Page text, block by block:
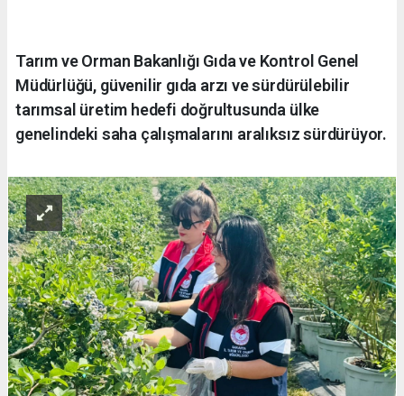
Tarım ve Orman Bakanlığı Gıda ve Kontrol Genel
Müdürlüğü, güvenilir gıda arzı ve sürdürülebilir
tarımsal üretim hedefi doğrultusunda ülke
genelindeki saha çalışmalarını aralıksız sürdürüyor.